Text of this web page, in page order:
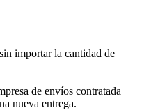
importar la cantidad de
de envíos contratada
nueva entrega.